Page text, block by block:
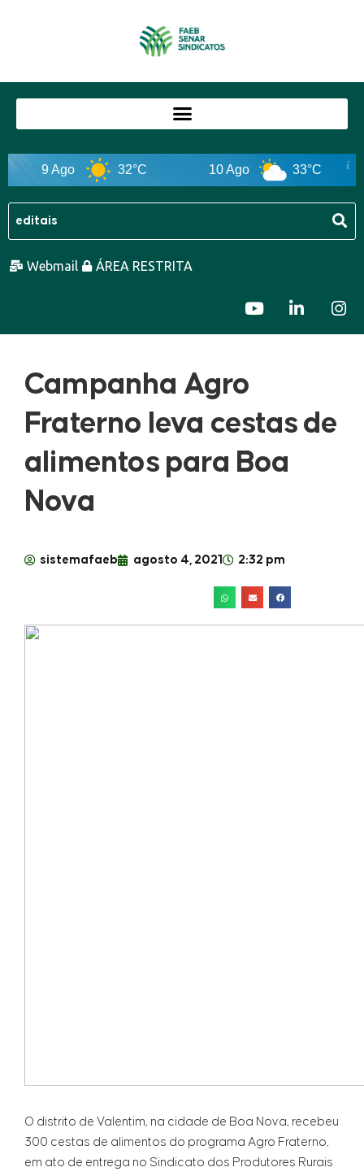
9 Ago 32°C 10 Ago 33°C
Webmail ÁREA RESTRITA
Campanha Agro
Fraterno leva cestas de
alimentos para Boa
Nova
sistemafaeb agosto 4, 2021 2:32 pm
O distrito de Valentim, na cidade de Boa Nova, recebeu
300 cestas de alimentos do programa Agro Fraterno,
em ato de entrega no Sindicato dos Produtores Rurais